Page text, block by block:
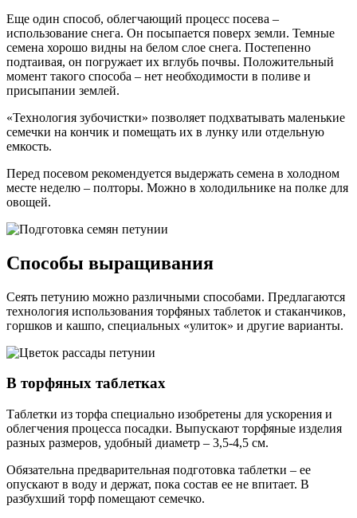
Еще один способ, облегчающий процесс посева –
использование снега. Он посыпается поверх земли. Темные
семена хорошо видны на белом слое снега. Постепенно
подтаивая, он погружает их вглубь почвы. Положительный
момент такого способа – нет необходимости в поливе и
присыпании землей.
«Технология зубочистки» позволяет подхватывать маленькие
семечки на кончик и помещать их в лунку или отдельную
емкость.
Перед посевом рекомендуется выдержать семена в холодном
месте неделю – полторы. Можно в холодильнике на полке для
овощей.
Способы выращивания
Сеять петунию можно различными способами. Предлагаются
технология использования торфяных таблеток и стаканчиков,
горшков и кашпо, специальных «улиток» и другие варианты.
В торфяных таблетках
Таблетки из торфа специально изобретены для ускорения и
облегчения процесса посадки. Выпускают торфяные изделия
разных размеров, удобный диаметр – 3,5-4,5 см.
Обязательна предварительная подготовка таблетки – ее
опускают в воду и держат, пока состав ее не впитает. В
разбухший торф помещают семечко.